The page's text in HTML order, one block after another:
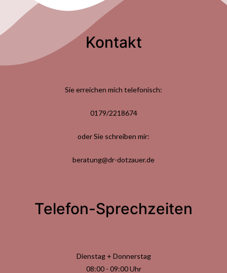
Kontakt
Sie erreichen mich telefonisch:
0179/2218674
oder Sie schreiben mir:
beratung@dr-dotzauer.de
Telefon-Sprechzeiten
Dienstag + Donnerstag
08:00 - 09:00 Uhr